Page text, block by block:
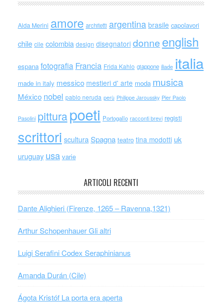
Alda Merini amore architetti argentina brasile capolavori
chile cile colombia design disegnatori donne english
espana fotografia Francia Frida Kahlo giappone iliade italia
made in italy messico mestieri d' arte moda musica
México nobel pablo neruda perù Philippe Jaroussky Pier Paolo
Pasolini pitturapoeti Portogallo racconti brevi registi
scrittori scultura Spagna teatro tina modotti uk
uruguay usa varie
ARTICOLI RECENTI
Dante Alighieri (Firenze, 1265 – Ravenna,1321)
Arthur Schopenhauer Gli altri
Luigi Serafini Codex Seraphinianus
Amanda Durán (Cile)
Ágota Kristóf La porta era aperta